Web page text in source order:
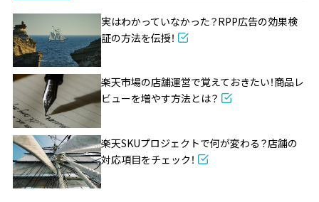
実はわかっていなかった？RPP広告の効果検
証の方法を伝授！
楽天市場の店舗運営で覚えておきたい！商品レ
ビューを増やす方法とは？
楽天SKUプロジェクトで何が変わる？店舗の
対応項目をチェック！